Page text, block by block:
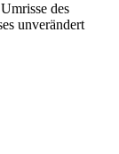
des
unverändert